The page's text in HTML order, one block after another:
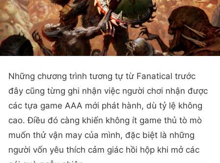
Những chương trình tương tự từ Fanatical trước
đây cũng từng ghi nhận việc người chơi nhận được
các tựa game AAA mới phát hành, dù tỷ lệ không
cao. Điều đó càng khiến không ít game thủ tò mò
muốn thử vận may của mình, đặc biệt là những
người vốn yêu thích cảm giác hồi hộp khi mở các